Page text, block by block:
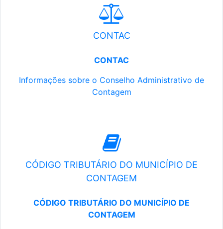
CONTAC
CONTAC
Informações sobre o Conselho Administrativo de
Contagem
CÓDIGO TRIBUTÁRIO DO MUNICÍPIO DE
CONTAGEM
CÓDIGO TRIBUTÁRIO DO MUNICÍPIO DE
CONTAGEM